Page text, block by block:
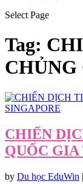
Select Page
Tag:
CHIẾN
QUỐC
by Du học EduWin |